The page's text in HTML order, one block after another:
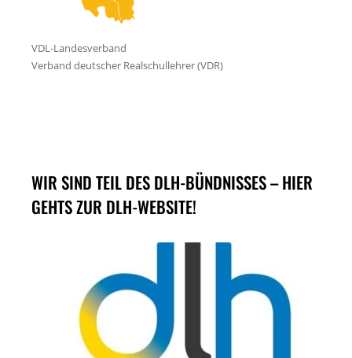
WIR SIND TEIL DES DLH-BÜNDNISSES – HIER
GEHTS ZUR DLH-WEBSITE!